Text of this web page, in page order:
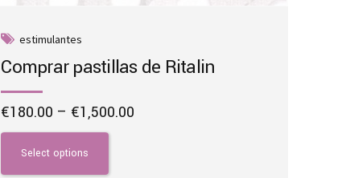
estimulantes
Comprar pastillas de Ritalin
€180.00 – €1,500.00
Select options
This
product
has